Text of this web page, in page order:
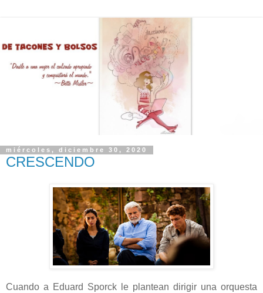
miércoles, diciembre 30, 2020
CRESCENDO
Cuando a Eduard Sporck le plantean dirigir una orquesta